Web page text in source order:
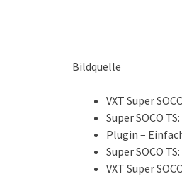
Bildquelle
VXT Super
Super SOCO
Plugin –
Super SOCO
VXT Super